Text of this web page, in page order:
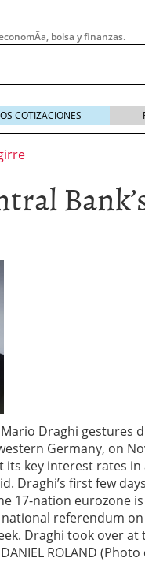
bolsa y finanzas.
la obligación que
tarde
Saber los Traders
tradicional: ventajas
cuando trabajas por
COTIZACIONES
Draghi gestures
Germany, on
its key interest rates
Draghi’s first few
17-nation eurozone
referendum
Draghi took over at
ROLAND